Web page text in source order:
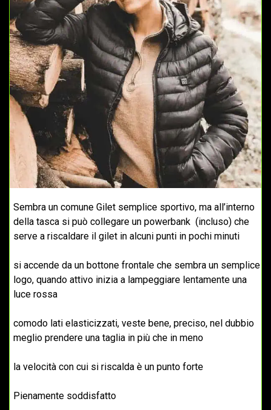
Sembra un comune Gilet semplice sportivo, ma all’interno
della tasca si può collegare un powerbank (incluso) che
serve a riscaldare il gilet in alcuni punti in pochi minuti
si accende da un bottone frontale che sembra un semplice
logo, quando attivo inizia a lampeggiare lentamente una
luce rossa
comodo lati elasticizzati, veste bene, preciso, nel dubbio
meglio prendere una taglia in più che in meno
la velocità con cui si riscalda è un punto forte
Pienamente soddisfatto